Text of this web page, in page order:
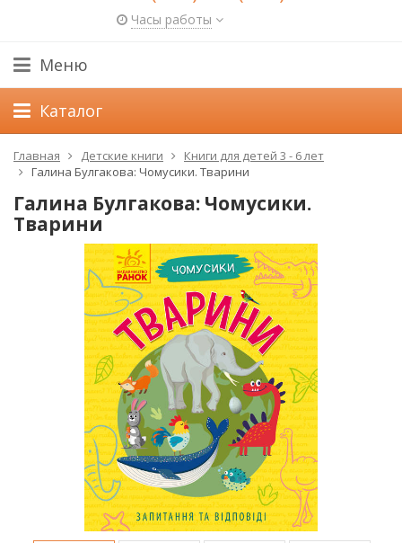
Часы работы
Меню
Каталог
Главная Детские книги
Книги для детей 3 - 6 лет
Галина Булгакова: Чомусики. Тварини
Галина Булгакова: Чомусики.
Тварини